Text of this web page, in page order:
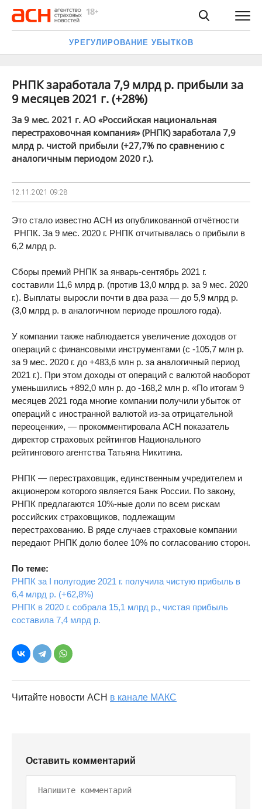
УРЕГУЛИРОВАНИЕ УБЫТКОВ
РНПК заработала 7,9 млрд р. прибыли за
9 месяцев 2021 г. (+28%)
За 9 мес. 2021 г. АО «Российская национальная
перестраховочная компания» (РНПК) заработала 7,9
млрд р. чистой прибыли (+27,7% по сравнению с
аналогичным периодом 2020 г.).
12.11.2021 09:28
Это стало известно АСН из опубликованной отчётности
РНПК. За 9 мес. 2020 г. РНПК отчитывалась о прибыли в
6,2 млрд р.
Сборы премий РНПК за январь-сентябрь 2021 г.
составили 11,6 млрд р. (против 13,0 млрд р. за 9 мес. 2020
г.). Выплаты выросли почти в два раза — до 5,9 млрд р.
(3,0 млрд р. в аналогичном периоде прошлого года).
У компании также наблюдается увеличение доходов от
операций с финансовыми инструментами (с -105,7 млн р.
за 9 мес. 2020 г. до +483,6 млн р. за аналогичный период
2021 г.). При этом доходы от операций с валютой наоборот
уменьшились +892,0 млн р. до -168,2 млн р. «По итогам 9
месяцев 2021 года многие компании получили убыток от
операций с иностранной валютой из-за отрицательной
переоценки», — прокомментировала АСН показатель
директор страховых рейтингов Национального
рейтингового агентства Татьяна Никитина.
РНПК — перестраховщик, единственным учредителем и
акционером которого является Банк России. По закону,
РНПК предлагаются 10%-ные доли по всем рискам
российских страховщиков, подлежащим
перестрахованию. В ряде случаев страховые компании
передают РНПК долю более 10% по согласованию сторон.
По теме:
РНПК за I полугодие 2021 г. получила чистую прибыль в
6,4 млрд р. (+62,8%)
РНПК в 2020 г. собрала 15,1 млрд р., чистая прибыль
составила 7,4 млрд р.
Читайте новости АСН в канале МАКС
Оставить комментарий